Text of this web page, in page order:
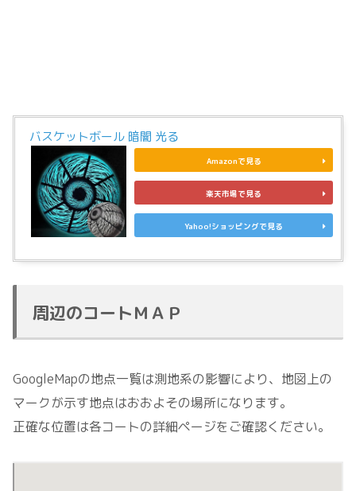
バスケットボール 暗闇 光る
Amazonで見る
楽天市場で見る
Yahoo!ショッピングで見る
周辺のコートＭＡＰ
GoogleMapの地点一覧は測地系の影響により、地図上の
マークが示す地点はおおよその場所になります。
正確な位置は各コートの詳細ページをご確認ください。